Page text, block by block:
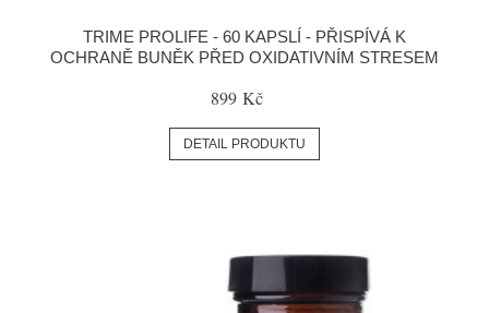
TRIME PROLIFE - 60 KAPSLÍ - PŘISPÍVÁ K
OCHRANĚ BUNĚK PŘED OXIDATIVNÍM STRESEM
899 Kč
DETAIL PRODUKTU